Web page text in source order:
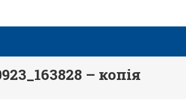
– копія